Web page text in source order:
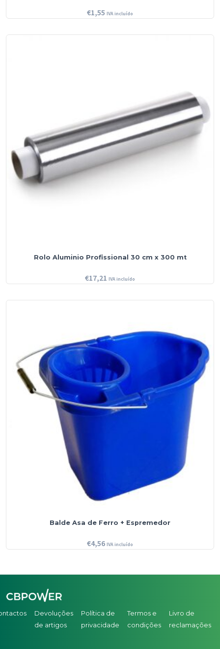
€1,55 IVA incluído
Rolo Aluminio Profissional 30 cm x 300 mt
€17,21 IVA incluído
Balde Asa de Ferro + Espremedor
€4,56 IVA incluído
Devoluções
de artigos
Política de
privacidade
Termos e
condições
Livro de
reclamações